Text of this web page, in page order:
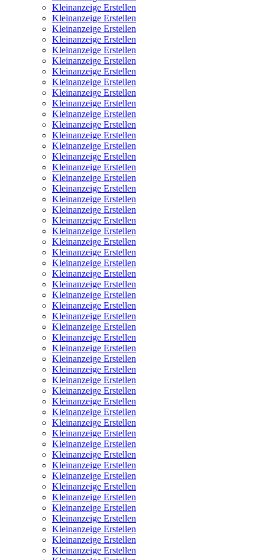
Kleinanzeige Erstellen
Kleinanzeige Erstellen
Kleinanzeige Erstellen
Kleinanzeige Erstellen
Kleinanzeige Erstellen
Kleinanzeige Erstellen
Kleinanzeige Erstellen
Kleinanzeige Erstellen
Kleinanzeige Erstellen
Kleinanzeige Erstellen
Kleinanzeige Erstellen
Kleinanzeige Erstellen
Kleinanzeige Erstellen
Kleinanzeige Erstellen
Kleinanzeige Erstellen
Kleinanzeige Erstellen
Kleinanzeige Erstellen
Kleinanzeige Erstellen
Kleinanzeige Erstellen
Kleinanzeige Erstellen
Kleinanzeige Erstellen
Kleinanzeige Erstellen
Kleinanzeige Erstellen
Kleinanzeige Erstellen
Kleinanzeige Erstellen
Kleinanzeige Erstellen
Kleinanzeige Erstellen
Kleinanzeige Erstellen
Kleinanzeige Erstellen
Kleinanzeige Erstellen
Kleinanzeige Erstellen
Kleinanzeige Erstellen
Kleinanzeige Erstellen
Kleinanzeige Erstellen
Kleinanzeige Erstellen
Kleinanzeige Erstellen
Kleinanzeige Erstellen
Kleinanzeige Erstellen
Kleinanzeige Erstellen
Kleinanzeige Erstellen
Kleinanzeige Erstellen
Kleinanzeige Erstellen
Kleinanzeige Erstellen
Kleinanzeige Erstellen
Kleinanzeige Erstellen
Kleinanzeige Erstellen
Kleinanzeige Erstellen
Kleinanzeige Erstellen
Kleinanzeige Erstellen
Kleinanzeige Erstellen
Kleinanzeige Erstellen
Kleinanzeige Erstellen